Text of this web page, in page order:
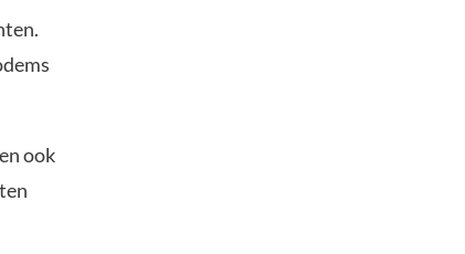
ook